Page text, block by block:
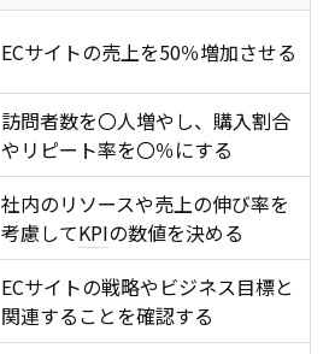
ECサイトの売上を50％増加させる
訪問者数を〇人増やし、購入割合
やリピート率を〇％にする
社内のリソースや売上の伸び率を
考慮してKPIの数値を決める
ECサイトの戦略やビジネス目標と
関連することを確認する